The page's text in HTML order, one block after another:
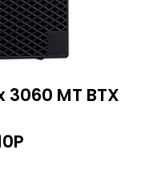
3060 MT BTX